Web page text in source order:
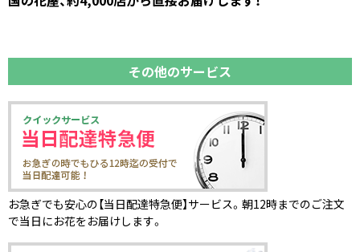
その他のサービス
お急ぎでも安心の【当日配達特急便】サービス。朝12時までのご注文
で当日にお花をお届けします。